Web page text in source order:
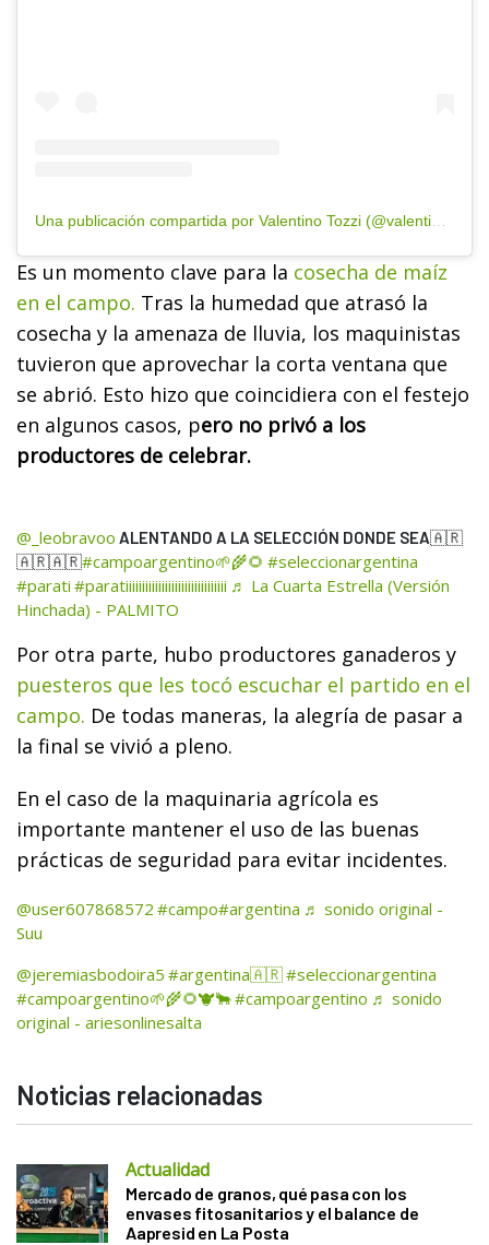
Una publicación compartida por Valentino Tozzi (@valentino_tozzi)
Es un momento clave para la cosecha de maíz
en el campo. Tras la humedad que atrasó la
cosecha y la amenaza de lluvia, los maquinistas
tuvieron que aprovechar la corta ventana que
se abrió. Esto hizo que coincidiera con el festejo
en algunos casos, pero no privó a los
productores de celebrar.
@_leobravoo ALENTANDO A LA SELECCIÓN DONDE SEA🇦🇷
🇦🇷🇦🇷#campoargentino🌱🌾🌻 #seleccionargentina
#parati #paratiiiiiiiiiiiiiiiiiiiiiiiiiiiiiii ♬ La Cuarta Estrella (Versión
Hinchada) - PALMITO
Por otra parte, hubo productores ganaderos y
puesteros que les tocó escuchar el partido en el
campo. De todas maneras, la alegría de pasar a
la final se vivió a pleno.
En el caso de la maquinaria agrícola es
importante mantener el uso de las buenas
prácticas de seguridad para evitar incidentes.
@user607868572 #campo#argentina ♬ sonido original -
Suu
@jeremiasbodoira5 #argentina🇦🇷#seleccionargentina
#campoargentino🌱🌾🌻🐮🐂#campoargentino ♬ sonido
original - ariesonlinesalta
Noticias relacionadas
Actualidad
Mercado de granos, qué pasa con los
envases fitosanitarios y el balance de
Aapresid en La Posta